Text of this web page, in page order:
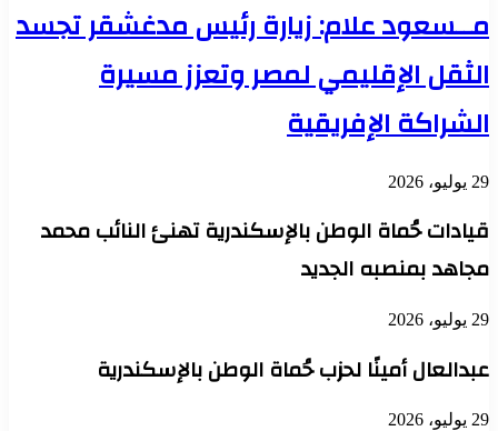
مــسعود علام: زيارة رئيس مدغشقر تجسد
الثقل الإقليمي لمصر وتعزز مسيرة
الشراكة الإفريقية
29 يوليو، 2026
قيادات حُماة الوطن بالإسكندرية تهنئ النائب محمد
مجاهد بمنصبه الجديد
29 يوليو، 2026
عبدالعال أمينًا لحزب حُماة الوطن بالإسكندرية
29 يوليو، 2026